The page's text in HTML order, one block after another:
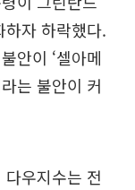
자 하락했다.
안이 ‘셀아메
는 불안이 커
우지수는 전